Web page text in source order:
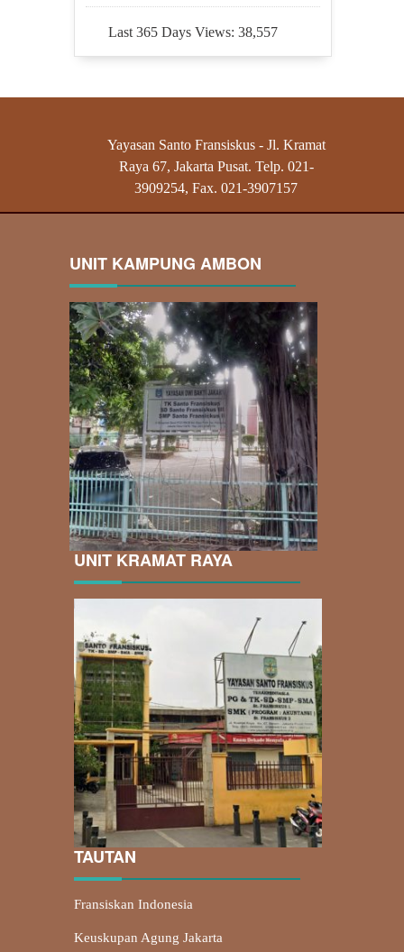
Last 365 Days Views: 38,557
Yayasan Santo Fransiskus - Jl. Kramat
Raya 67, Jakarta Pusat. Telp. 021-
3909254, Fax. 021-3907157
UNIT KAMPUNG AMBON
UNIT KRAMAT RAYA
TAUTAN
Fransiskan Indonesia
Keuskupan Agung Jakarta